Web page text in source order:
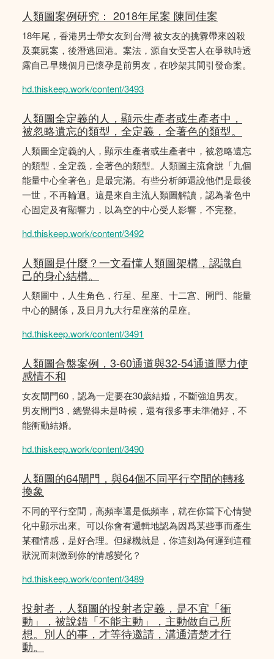
人類圖案例研究： 2018年尾案 陳同佳案
18年尾，香港男士帶女友到台灣 被女友的挑釁帶來凶殺
及棄屍案，後潛逃回港。案法，源自女受害人在爭執時透
露自己早幾個月已懷孕是前男友，在吵架其間引發命案。
hd.thiskeep.work/content/3493
人類圖全定義的人，顯示生產者或生產者中，
被忽略遺忘的類型，全定義，全著色的類型。
人類圖全定義的人，顯示生產者或生產者中，被忽略遺忘
的類型，全定義，全著色的類型。人類圖主流會說「九個
能量中心全著色」是最完滿。有些分析師還說他們是最後
一世，不再輪迴。這是來自主流人類圖解讀，認為著色中
心固定及有顯響力，以為空的中心受人影響，𣎴完整。
hd.thiskeep.work/content/3492
人類圖是什麼？一文看懂人類圖架構，認識自
己的身心結構。
人類圖中，人生角色，行星、星座、十二宫、閘門、能量
中心的關係，及日月九大行星座落的星座。
hd.thiskeep.work/content/3491
人類圖合盤案例，3-60通道與32-54通道壓力使
感情不和
女友閘門60，認為一定要在30歲結婚，不斷強迫男友。
男友閘門3，總覺得未是時候，還有很多事未準備好，不
能衝動結婚。
hd.thiskeep.work/content/3490
人類圖的64閘門，與64個不同平行空間的轉移
換象
不同的平行空間，高頻率還是低頻率，就在你當下心情變
化中顯示出來。可以你會有邏輯地認為因爲某些事而產生
某種情感，是好合理。但縁機就是，你這刻為何邏到這種
狀況而刺激到你的情感變化？
hd.thiskeep.work/content/3489
投射者，人類圖的投射者定義，是不宜「衝
動」，被說錯「不能主動」，主動做自己所
想。別人的事，才等待邀請，溝通清楚才行
動。